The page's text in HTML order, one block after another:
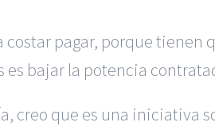
pagar, porque tienen
es bajar la potencia
creo que es una iniciativa